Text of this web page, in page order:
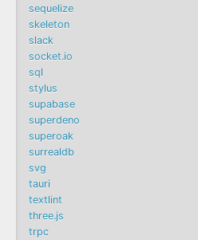
sequelize
skeleton
slack
socket.io
sql
stylus
supabase
superdeno
superoak
surrealdb
svg
tauri
textlint
three.js
trpc